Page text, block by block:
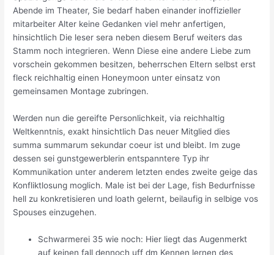
Abende im Theater, Sie bedarf haben einander inoffizieller
mitarbeiter Alter keine Gedanken viel mehr anfertigen,
hinsichtlich Die leser sera neben diesem Beruf weiters das
Stamm noch integrieren. Wenn Diese eine andere Liebe zum
vorschein gekommen besitzen, beherrschen Eltern selbst erst
fleck reichhaltig einen Honeymoon unter einsatz von
gemeinsamen Montage zubringen.
Werden nun die gereifte Personlichkeit, via reichhaltig
Weltkenntnis, exakt hinsichtlich Das neuer Mitglied dies
summa summarum sekundar coeur ist und bleibt. Im zuge
dessen sei gunstgewerblerin entspanntere Typ ihr
Kommunikation unter anderem letzten endes zweite geige das
Konfliktlosung moglich. Male ist bei der Lage, fish Bedurfnisse
hell zu konkretisieren und loath gelernt, beilaufig in selbige vos
Spouses einzugehen.
Schwarmerei 35 wie noch: Hier liegt das Augenmerkt
auf keinen fall dennoch uff dm Kennen lernen des